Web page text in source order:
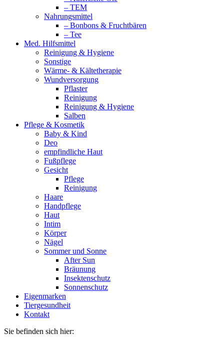
– TEM
Nahrungsmittel
– Bonbons & Fruchtbären
– Tee
Med. Hilfsmittel
Reinigung & Hygiene
Sonstige
Wärme- & Kältetherapie
Wundversorgung
Pflaster
Reinigung
Reinigung & Hygiene
Salben
Pflege & Kosmetik
Baby & Kind
Deo
empfindliche Haut
Fußpflege
Gesicht
Pflege
Reinigung
Haare
Handpflege
Haut
Intim
Körper
Nägel
Sommer und Sonne
After Sun
Bräunung
Insektenschutz
Sonnenschutz
Eigenmarken
Tiergesundheit
Kontakt
Sie befinden sich hier: